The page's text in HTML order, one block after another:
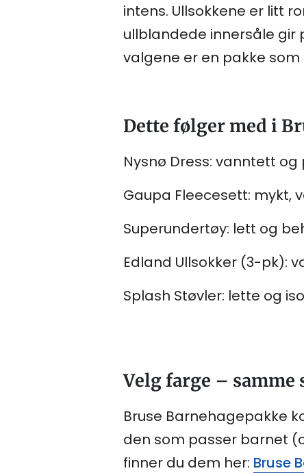
intens. Ullsokkene er litt
ullblandede innersåle gir
valgene er en pakke
Dette følger med i
Nysnø Dress: vanntett
Gaupa Fleecesett: mykt,
Superundertøy: lett og
Edland Ullsokker (3-pk):
Splash Støvler: lette og
Velg farge –
Bruse Barnehagepakke
den som passer barnet
finner du dem her: Bruse